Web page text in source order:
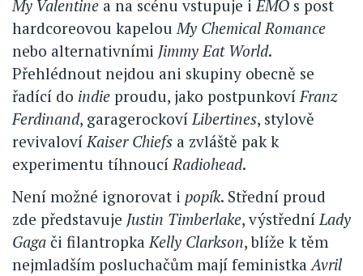
My Valentine a na scénu vstupuje iEMO s post
hardcoreovou kapelouMy Chemical Romance
nebo alternativními Jimmy Eat World.
Přehlédnout nejdou ani skupiny obecně se
řadící do indie proudu, jako postpunkovíFranz
Ferdinand, garagerockovíLibertines, stylově
revivalovíKaiser Chiefs a zvláště pak k
experimentu tíhnoucíRadiohead.
Není možné ignorovat i popík. Střední proud
zde představuje Justin Timberlake, výstředníLady
Gaga či filantropkaKelly Clarkson, blíže k těm
nejmladším posluchačům mají feministkaAvril